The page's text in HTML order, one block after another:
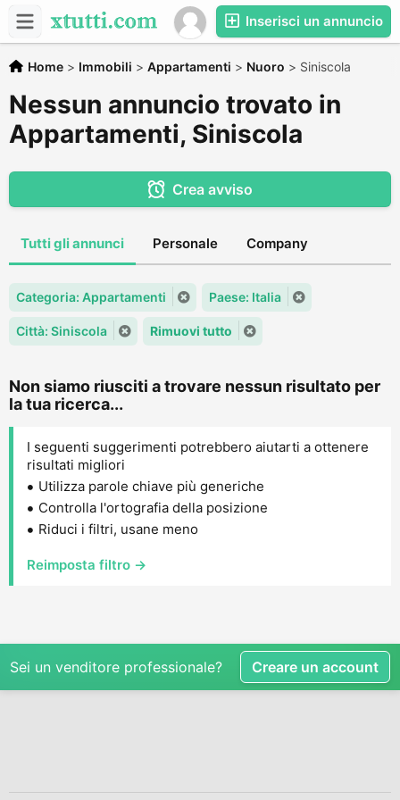
Inserisci un annuncio
Home > Immobili > Appartamenti > Nuoro > Siniscola
Nessun annuncio trovato in
Appartamenti, Siniscola
Crea avviso
Tutti gli annunci Personale Company
Categoria: Appartamenti Paese: Italia
Città: Siniscola Rimuovi tutto
Non siamo riusciti a trovare nessun risultato per
la tua ricerca...
I seguenti suggerimenti potrebbero aiutarti a ottenere
risultati migliori
Utilizza parole chiave più generiche
Controlla l'ortografia della posizione
Riduci i filtri, usane meno
Reimposta filtro →
Sei un venditore professionale? Creare un account